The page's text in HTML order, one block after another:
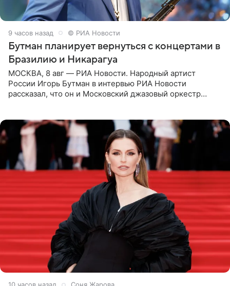
9 часов назад © РИА Новости
Бутман планирует вернуться с концертами в
Бразилию и Никарагуа
МОСКВА, 8 авг — РИА Новости. Народный артист
России Игорь Бутман в интервью РИА Новости
рассказал, что он и Московский джазовый оркестр